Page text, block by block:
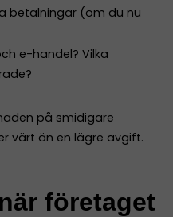
betalningar (om du nu
e-handel? Vilka
på smidigare
värt än en lägre avgift.
företaget